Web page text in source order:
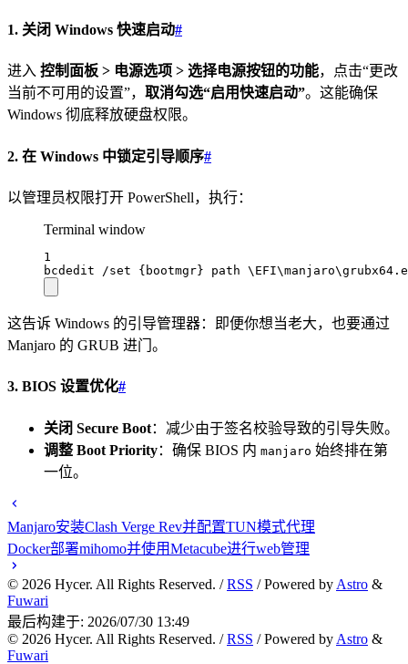
1. 关闭 Windows 快速启动#
进入 控制面板 > 电源选项 > 选择电源按钮的功能，点击“更改
当前不可用的设置”， 取消勾选“启用快速启动”。这能确保
Windows 彻底释放硬盘权限。
2. 在 Windows 中锁定引导顺序#
以管理员权限打开 PowerShell，执行：
Terminal window
1
bcdedit /set {bootmgr} path
这告诉 Windows 的引导管理器：即便你想当老大，也要通过
Manjaro 的 GRUB 进门。
3. BIOS 设置优化#
关闭 Secure Boot：减少由于签名校验导致的引导失败。
调整 Boot Priority：确保 BIOS 内 manjaro 始终排在第
一位。
Manjaro安装Clash Verge Rev并配置TUN模式代理
Docker部署mihomo并使用Metacube进行web管理
© 2026 Hycer. All Rights Reserved. /RSS / Powered by Astro &
Fuwari
最后构建于: 2026/07/30 13:49
© 2026 Hycer. All Rights Reserved. /RSS / Powered by Astro &
Fuwari